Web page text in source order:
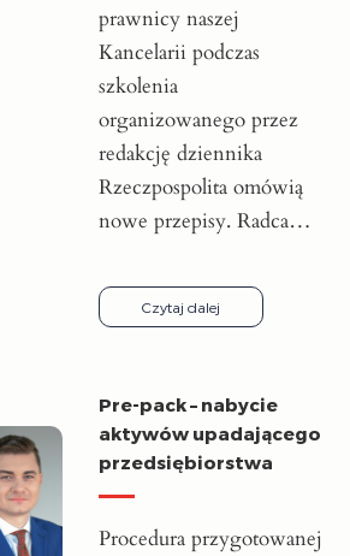
prawnicy naszej
Kancelarii podczas
szkolenia
organizowanego przez
redakcję dziennika
Rzeczpospolita omówią
nowe przepisy. Radca…
Czytaj dalej
Pre-pack – nabycie
aktywów upadającego
przedsiębiorstwa
Procedura przygotowanej